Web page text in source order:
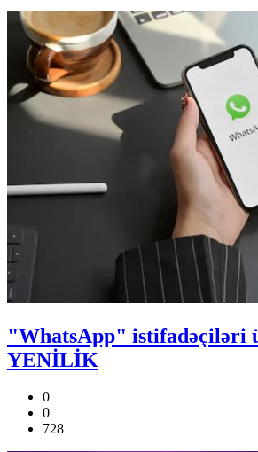
"WhatsApp" istifadəçiləri
YENİLİK
0
0
728